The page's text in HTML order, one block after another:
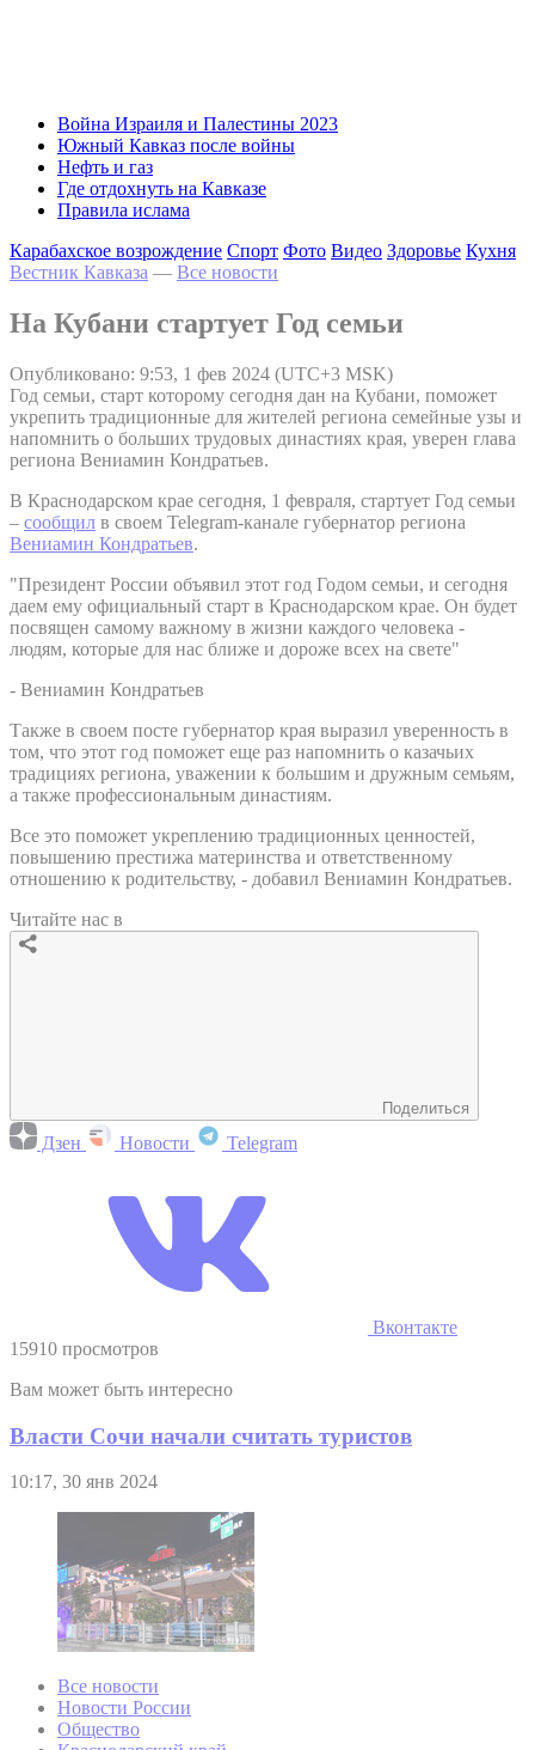
Война Израиля и Палестины 2023
Южный Кавказ после войны
Нефть и газ
Где отдохнуть на Кавказе
Правила ислама
Карабахское возрождение Спорт Фото Видео Здоровье Кухня
Вестник Кавказа — Все новости
На Кубани стартует Год семьи
Опубликовано: 9:53, 1 фев 2024 (UTC+3 MSK)
Год семьи, старт которому сегодня дан на Кубани, поможет
укрепить традиционные для жителей региона семейные узы и
напомнить о больших трудовых династиях края, уверен глава
региона Вениамин Кондратьев.
В Краснодарском крае сегодня, 1 февраля, стартует Год семьи
– сообщил в своем Telegram-канале губернатор региона
Вениамин Кондратьев.
"Президент России объявил этот год Годом семьи, и сегодня
даем ему официальный старт в Краснодарском крае. Он будет
посвящен самому важному в жизни каждого человека -
людям, которые для нас ближе и дороже всех на свете"
- Вениамин Кондратьев
Также в своем посте губернатор края выразил уверенность в
том, что этот год поможет еще раз напомнить о казачьих
традициях региона, уважении к большим и дружным семьям,
а также профессиональным династиям.
Все это поможет укреплению традиционных ценностей,
повышению престижа материнства и ответственному
отношению к родительству, - добавил Вениамин Кондратьев.
Читайте нас в
Поделиться
Дзен Новости Telegram
Вконтакте
15910 просмотров
Вам может быть интересно
Власти Сочи начали считать туристов
10:17, 30 янв 2024
Все новости
Новости России
Общество